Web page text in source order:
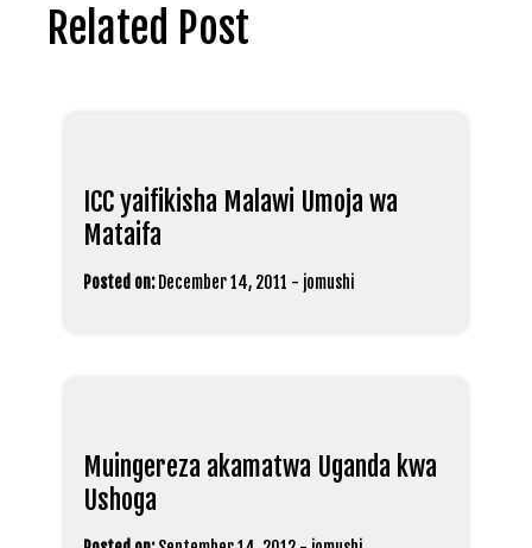
Related Post
ICC yaifikisha Malawi Umoja wa
Mataifa
Posted on: December 14, 2011 - jomushi
Muingereza akamatwa Uganda kwa
Ushoga